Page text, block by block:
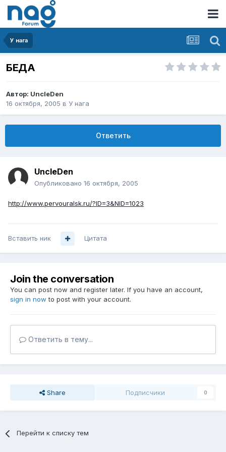
У нага
БЕДА
Автор: UncleDen
16 октября, 2005 в У нага
Ответить
UncleDen
Опубликовано 16 октября, 2005
http://www.pervouralsk.ru/?ID=3&NID=1023
Вставить ник Цитата
Join the conversation
You can post now and register later. If you have an account,
sign in now to post with your account.
Ответить в тему...
Share Подписчики 0
Перейти к списку тем